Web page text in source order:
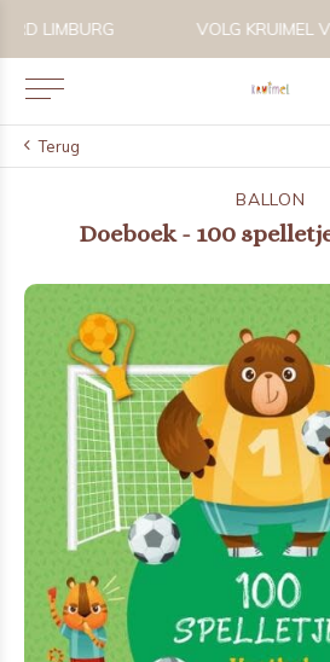
VOLG KRUIMEL VIA INSTAGRAM
Terug
BALLON
Doeboek - 100